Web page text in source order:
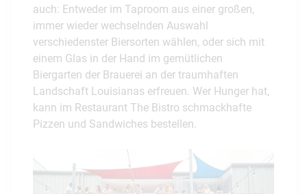
auch: Entweder im Taproom aus einer großen,
immer wieder wechselnden Auswahl
verschiedenster Biersorten wählen, oder sich mit
einem Glas in der Hand im gemütlichen
Biergarten der Brauerei an der traumhaften
Landschaft Louisianas erfreuen. Wer Hunger hat,
kann im Restaurant The Bistro schmackhafte
Pizzen und Sandwiches bestellen.